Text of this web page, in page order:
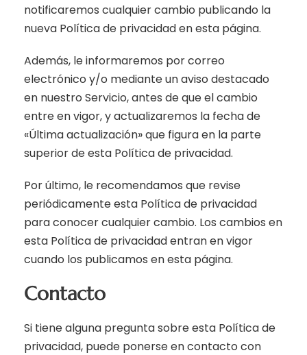
notificaremos cualquier cambio publicando la
nueva Política de privacidad en esta página.
Además, le informaremos por correo
electrónico y/o mediante un aviso destacado
en nuestro Servicio, antes de que el cambio
entre en vigor, y actualizaremos la fecha de
«Última actualización» que figura en la parte
superior de esta Política de privacidad.
Por último, le recomendamos que revise
periódicamente esta Política de privacidad
para conocer cualquier cambio. Los cambios en
esta Política de privacidad entran en vigor
cuando los publicamos en esta página.
Contacto
Si tiene alguna pregunta sobre esta Política de
privacidad, puede ponerse en contacto con